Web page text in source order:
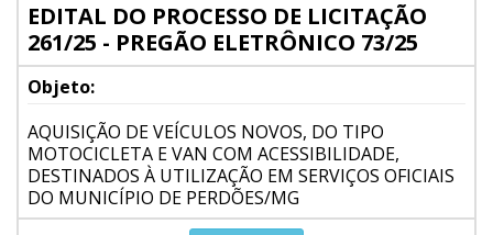
EDITAL DO PROCESSO DE LICITAÇÃO
261/25 - PREGÃO ELETRÔNICO 73/25
Objeto:
AQUISIÇÃO DE VEÍCULOS NOVOS, DO TIPO
MOTOCICLETA E VAN COM ACESSIBILIDADE,
DESTINADOS À UTILIZAÇÃO EM SERVIÇOS OFICIAIS
DO MUNICÍPIO DE PERDÕES/MG